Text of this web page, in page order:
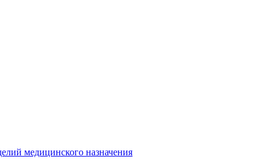
медицинского назначения